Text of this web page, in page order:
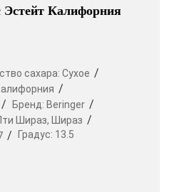
Калифорния
сахара: Сухое
Бренд: Beringer
Шираз,
Шираз
Градус: 13.5